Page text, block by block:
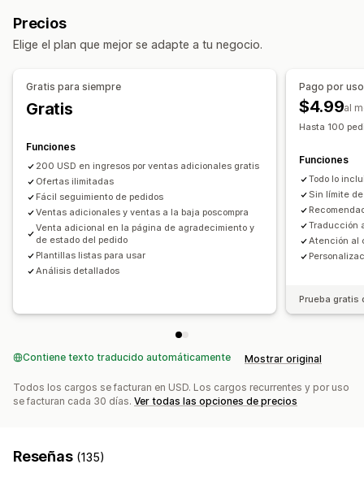
Ofertas y recomendaciones
Informes y estadísticas
Tasas de conversión
Precios
Elige el plan que mejor se adapte a tu negocio.
Gratis para siempre
Gratis
Funciones
200 USD en ingresos por ventas adicionales gratis
Ofertas ilimitadas
Fácil seguimiento de pedidos
Ventas adicionales y ventas a la baja poscompra
Venta adicional en la página de agradecimiento y
de estado del pedido
Plantillas listas para usar
Análisis detallados
Pago por uso
$4.99al
Hasta 100
Funciones
Todo lo
Sin límite
Traducción
Atención al
Prueba gratis
Contiene texto traducido automáticamente Mostrar original
Todos los cargos se facturan en USD. Los cargos recurrentes y por uso
se facturan cada 30 días. Ver todas las opciones de precios
Reseñas (135)